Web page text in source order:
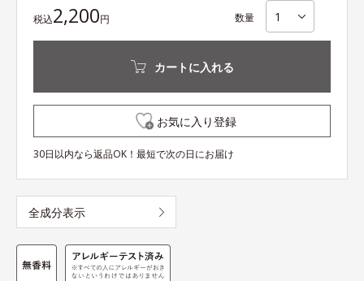
税込2,200円 数量
カートに入れる
お気に入り登録
30日以内なら返品OK！最短で次の日にお届け
全成分表示